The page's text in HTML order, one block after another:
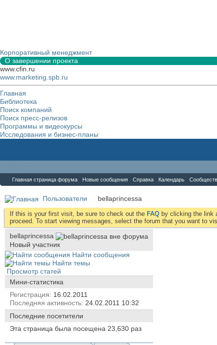
Корпоративный менеджмент
О завершении проекта
www.cfin.ru
www.marketing.spb.ru
Главная
Библиотека
Поиск компаний
Поиск пресс-релизов
Программы и видеокурсы
Исследования и бизнес-планы
Главная страница форума Новые сообщения Справка Календарь
Пользователи bellaprincessa
If this is your first visit, be sure to check out the FAQ by clicking the link
proceed. To start viewing messages, select the forum that you want to
bellaprincessa
Новый участник
Найти сообщения
Найти темы
Просмотр статей
Мини-статистика
Регистрация
16.02.2011
Последняя активность 24.02.2011 10:32
Последние посетители
Эта страница была посещена 23,630 раз